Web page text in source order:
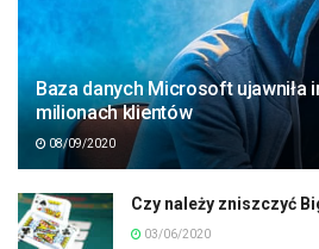
Baza danych Microsoft ujawniła
milionach klientów
08/09/2020
Czy należy zniszczyć
03/06/2020